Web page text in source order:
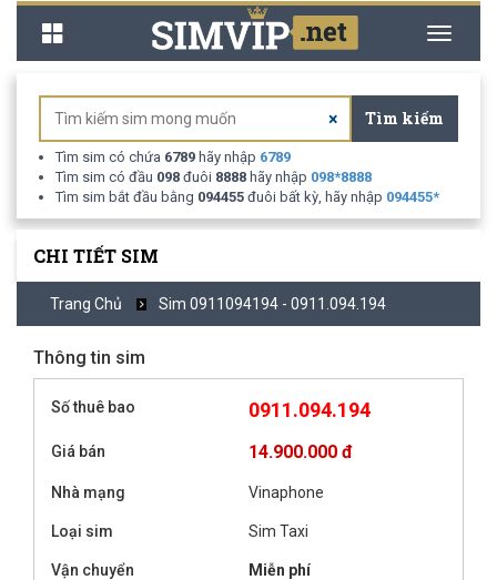
Toggle
Toggle
× Tìm kiếm
Tìm sim có chứa 6789 hãy nhập 6789
Tìm sim có đầu 098 đuôi 8888 hãy nhập 098*8888
Tìm sim bắt đầu bằng 094455 đuôi bất kỳ, hãy nhập 094455*
CHI TIẾT SIM
Trang Chủ Sim 0911094194 - 0911.094.194
Thông tin sim
Số thuê bao 0911.094.194
Giá bán 14.900.000 đ
Nhà mạng Vinaphone
Loại sim Sim Taxi
Vận chuyển Miễn phí